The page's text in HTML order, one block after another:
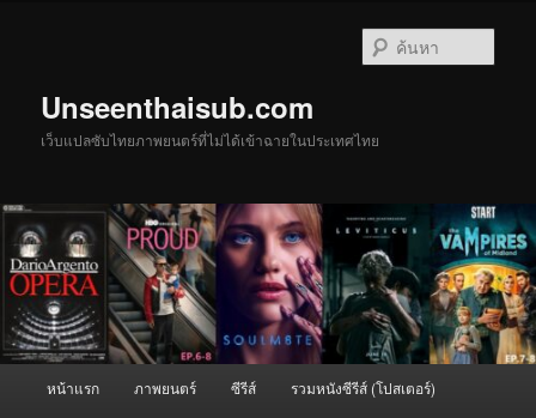
Unseenthaisub.com
เว็บแปลซับไทยภาพยนตร์ที่ไม่ได้เข้าฉายในประเทศไทย
หน้าแรก ภาพยนตร์ ซีรีส์ รวมหนังซีรีส์ (โปสเตอร์)